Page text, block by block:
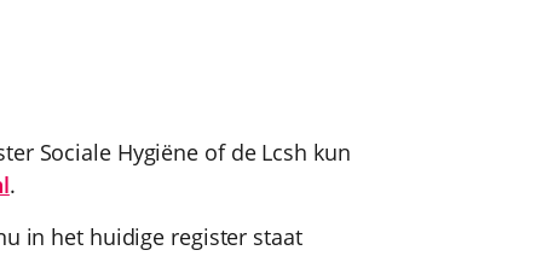
Sociale Hygiëne of de Lcsh kun
.
in het huidige register staat